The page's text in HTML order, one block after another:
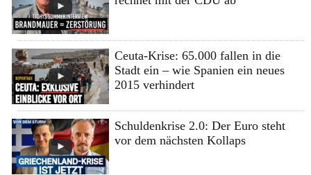
Ceuta-Krise: 65.000 fallen in die
Stadt ein – wie Spanien ein neues
2015 verhindert
Schuldenkrise 2.0: Der Euro steht
vor dem nächsten Kollaps